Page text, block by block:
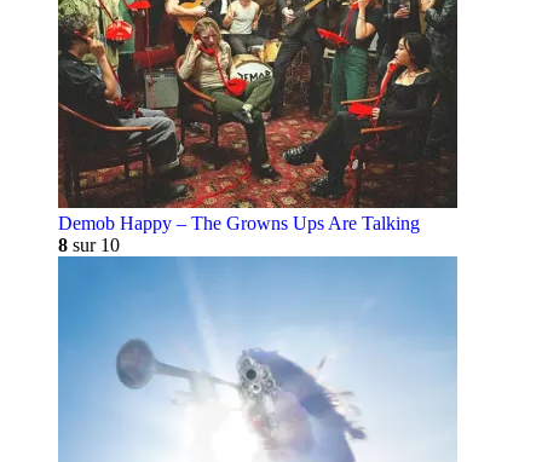
Demob Happy – The Growns Ups Are Talking
8 sur 10